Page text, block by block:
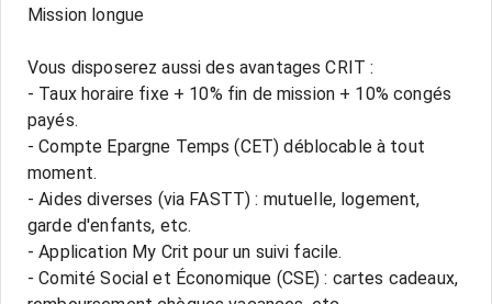
Mission longue
Vous disposerez aussi des avantages CRIT :
- Taux horaire fixe + 10% fin de mission + 10% congés
payés.
- Compte Epargne Temps (CET) déblocable à tout
moment.
- Aides diverses (via FASTT) : mutuelle, logement,
garde d'enfants, etc.
- Application My Crit pour un suivi facile.
- Comité Social et Économique (CSE) : cartes cadeaux,